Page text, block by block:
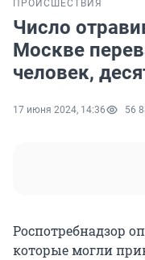
ПРОИСШЕСТВИЯ
Число
Москве
человек,
17 июня 2024, 14:36 56
Роспотребнадзор
которые могли